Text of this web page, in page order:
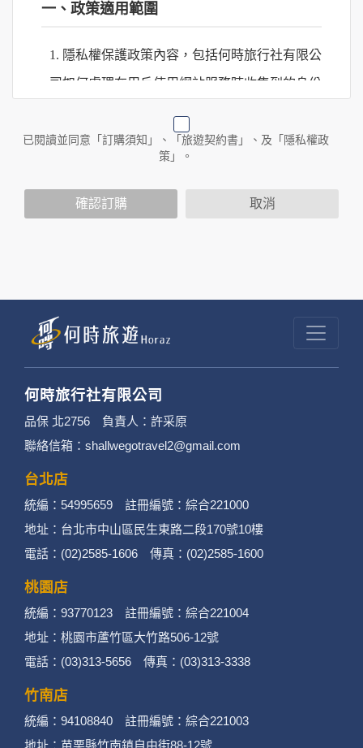
一、政策適用範圍
1. 隱私權保護政策內容，包括何時旅行社有限公
司如何處理在用戶使用網站服務時收集到的身份
份識別資料。
以外的公司 or 網站群，與非何時旅行社有限公
提供的個人資訊，這些廣告廠商或連結網站有其
個別的隱私權保護政策，其資料處理措施不適用
3. 您個人在何時旅行社有限公司旗下網站上的聊
天室或討論區中任意公開個人資料的行為，在非
經加密的保護下，不適用於何時旅行社有限公司
隱私權保護政策。
二、個資蒐集處理利用
2. 蒐集目的：提供本公司相關服務、行銷、客戶
管理、會員管理及其他與第三人合作之行銷推廣
活動。
3. 個人資料類別：
已閱讀並同意「訂購須知」、「旅遊契約書」、及「隱私權政
策」。
確認訂購 取消
何時旅行社有限公司
品保 北2756 負責人：許采原
聯絡信箱：shallwegotravel2@gmail.com
台北店
統編：54995659 註冊編號：綜合221000
地址：台北市中山區民生東路二段170號10樓
電話：(02)2585-1606 傳真：(02)2585-1600
桃園店
統編：93770123 註冊編號：綜合221004
地址：桃園市蘆竹區大竹路506-12號
電話：(03)313-5656 傳真：(03)313-3338
竹南店
統編：94108840 註冊編號：綜合221003
地址：苗栗縣竹南鎮自由街88-12號